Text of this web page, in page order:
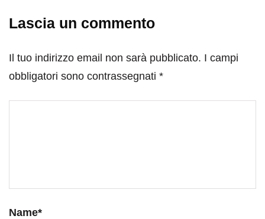
Lascia un commento
Il tuo indirizzo email non sarà pubblicato. I campi
obbligatori sono contrassegnati *
Name*